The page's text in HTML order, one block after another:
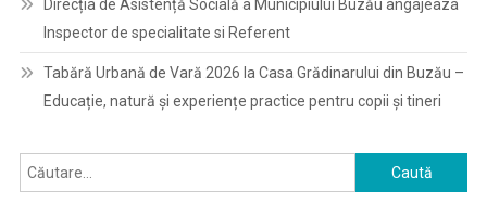
Direcția de Asistență Socială a Municipiului Buzău angajeaza
Inspector de specialitate si Referent
Tabără Urbană de Vară 2026 la Casa Grădinarului din Buzău –
Educație, natură și experiențe practice pentru copii și tineri
Caută
după: